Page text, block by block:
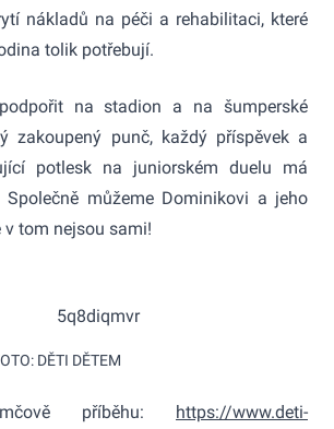
nákladů na péči a rehabilitaci, které
tolik potřebují.
na stadion a na šumperské
zakoupený punč, každý příspěvek a
potlesk na juniorském duelu má
Společně můžeme Dominikovi a jeho
v tom nejsou sami!
DĚTI DĚTEM
příběhu: https://www.deti-